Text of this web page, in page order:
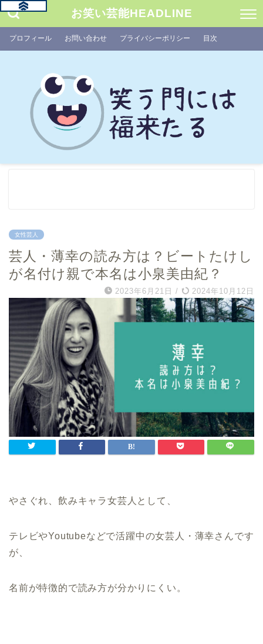
お笑い芸能HEADLINE
プロフィール お問い合わせ プライバシーポリシー 目次
女性芸人
芸人・薄幸の読み方は？ビートたけし
が名付け親で本名は小泉美由紀？
2023年6月21日 / 2024年10月12日
やさぐれ、飲みキャラ女芸人として、
テレビやYoutubeなどで活躍中の女芸人・薄幸さんです
が、
名前が特徴的で読み方が分かりにくい。